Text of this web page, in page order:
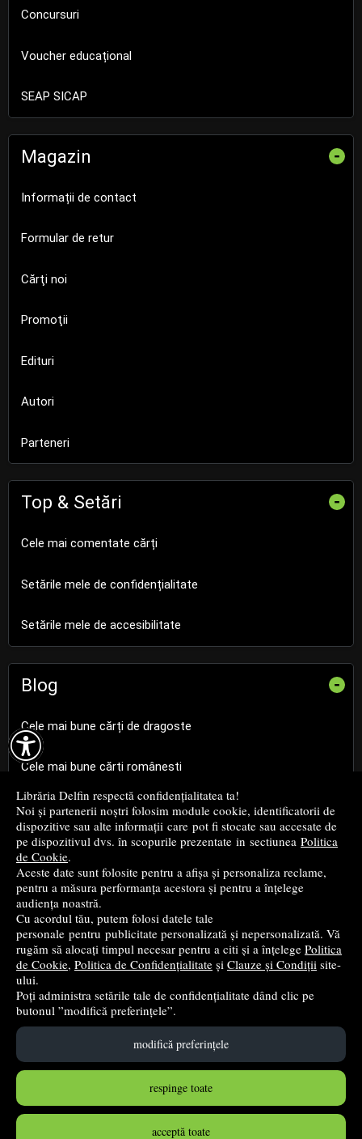

Librăria Delfin respectă confidențialitatea ta!
Noi și partenerii noștri folosim module cookie, identificatorii de
dispozitive sau alte informații care pot fi stocate sau accesate de
pe dispozitivul dvs. în scopurile prezentate in sectiunea Politica
de Cookie.
Aceste date sunt folosite pentru a afișa și personaliza reclame,
pentru a măsura performanța acestora și pentru a înțelege
audiența noastră.
Cu acordul tău, putem folosi datele tale
personale pentru publicitate personalizată și nepersonalizată. Vă
rugăm să alocați timpul necesar pentru a citi și a înțelege Politica
de Cookie, Politica de Confidențialitate și Clauze și Condiții site-
ului.
Poți administra setările tale de confidențialitate dând clic pe
butonul ”modifică preferințele”.
modifică preferințele
respinge toate
acceptă toate
Concursuri
Voucher educațional
SEAP SICAP
Magazin -
Informații de contact
Formular de retur
Cărţi noi
Promoţii
Edituri
Autori
Parteneri
Top & Setări -
Cele mai comentate cărți
Setările mele de confidențialitate
Setările mele de accesibilitate
Blog -
Cele mai bune cărți de dragoste
Cele mai bune cărți românești
Cele mai bune cărți religioase
Cele mai bune cărți de istorie
Top cărți beletristică
...toate știrile
© 2004 - 2026Grup DZC SRL
Magazin virtual creat de
Created in 0.0987 sec